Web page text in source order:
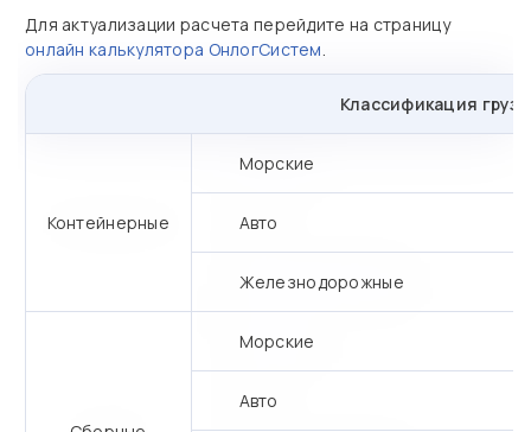
Для актуализации расчета перейдите на страницу
онлайн калькулятора ОнлогСистем.
Классификация
Контейнерные
Морские
Авто
Железнодорожные
Морские
Авто